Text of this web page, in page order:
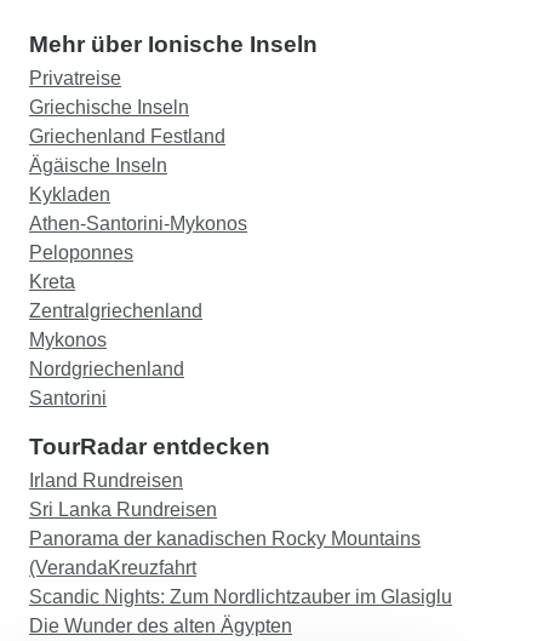
Mehr über Ionische Inseln
Privatreise
Griechische Inseln
Griechenland Festland
Ägäische Inseln
Kykladen
Athen-Santorini-Mykonos
Peloponnes
Kreta
Zentralgriechenland
Mykonos
Nordgriechenland
Santorini
TourRadar entdecken
Irland Rundreisen
Sri Lanka Rundreisen
Panorama der kanadischen Rocky Mountains
(VerandaKreuzfahrt
Scandic Nights: Zum Nordlichtzauber im Glasiglu
Die Wunder des alten Ägypten